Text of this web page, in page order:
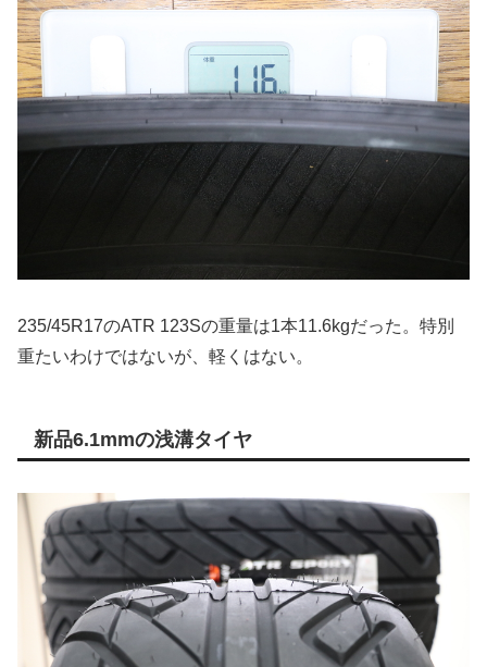
235/45R17のATR 123Sの重量は1本11.6kgだった。特別
重たいわけではないが、軽くはない。
新品6.1mmの浅溝タイヤ